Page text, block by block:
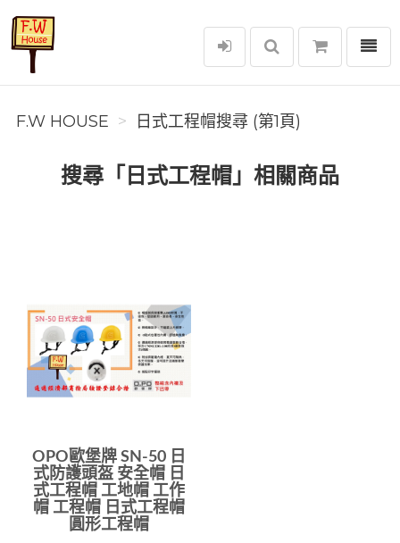
F.W House
選單
F.W HOUSE 日式工程帽搜尋 (第1頁)
搜尋「日式工程帽」相關商品
OPO歐堡牌 SN-50 日
式防護頭盔 安全帽 日
式工程帽 工地帽 工作
帽 工程帽 日式工程帽
圓形工程帽